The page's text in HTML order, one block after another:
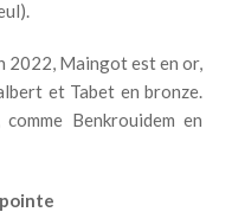
2022, Maingot est en or,
et Tabet en bronze.
Benkrouidem en